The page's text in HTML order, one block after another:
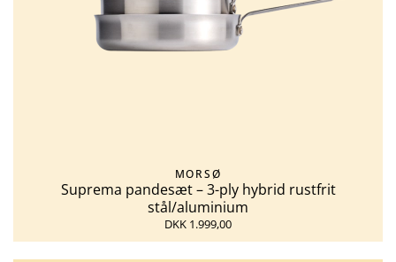
MORSØ
Suprema pandesæt – 3-ply hybrid rustfrit
stål/aluminium
DKK 1.999,00